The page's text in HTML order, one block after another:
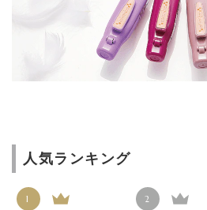
人気ランキング
1 2